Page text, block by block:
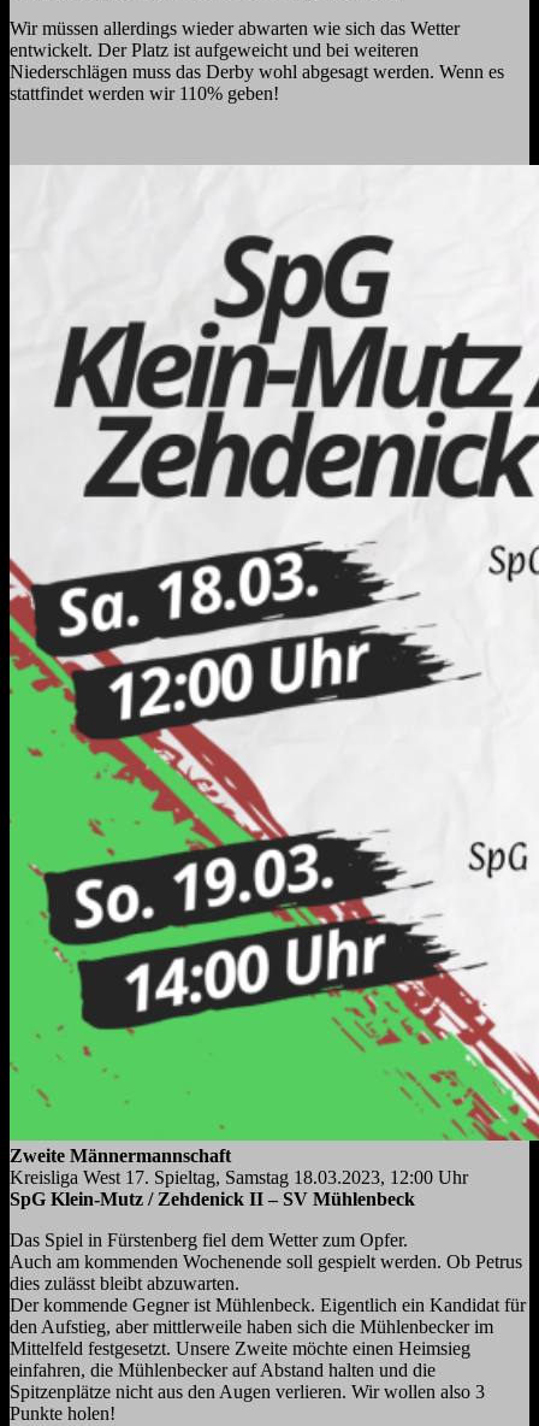
Wir müssen allerdings wieder abwarten wie sich das Wetter
entwickelt. Der Platz ist aufgeweicht und bei weiteren
Niederschlägen muss das Derby wohl abgesagt werden. Wenn es
stattfindet werden wir 110% geben!
Zweite Männermannschaft
Kreisliga West 17. Spieltag, Samstag 18.03.2023, 12:00 Uhr
SpG Klein-Mutz / Zehdenick II – SV Mühlenbeck
Das Spiel in Fürstenberg fiel dem Wetter zum Opfer.
Auch am kommenden Wochenende soll gespielt werden. Ob Petrus
dies zulässt bleibt abzuwarten.
Der kommende Gegner ist Mühlenbeck. Eigentlich ein Kandidat für
den Aufstieg, aber mittlerweile haben sich die Mühlenbecker im
Mittelfeld festgesetzt. Unsere Zweite möchte einen Heimsieg
einfahren, die Mühlenbecker auf Abstand halten und die
Spitzenplätze nicht aus den Augen verlieren. Wir wollen also 3
Punkte holen!